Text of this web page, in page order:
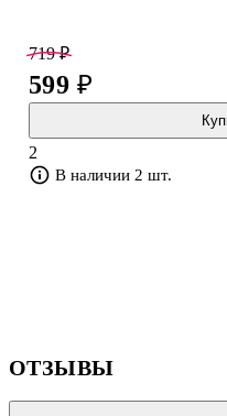
возможно использование
и учебными пособиями по
адресовано, в первую
углублённой программе, но
учащимся и их
719 ₽
599 ₽
2
В наличии 2 шт.
ОТЗЫВЫ